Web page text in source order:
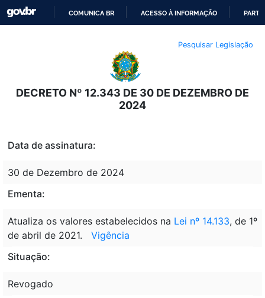
O
CONTEÚDO
COMUNICA BR ACESSO À INFORMAÇÃO
Pesquisar Legislação
DECRETO Nº 12.343 DE 30 DE DEZEMBRO DE
2024
Data de assinatura:
30 de Dezembro de 2024
Ementa:
Atualiza os valores estabelecidos na Lei nº 14.133, de 1º
de abril de 2021. Vigência
Situação:
Revogado